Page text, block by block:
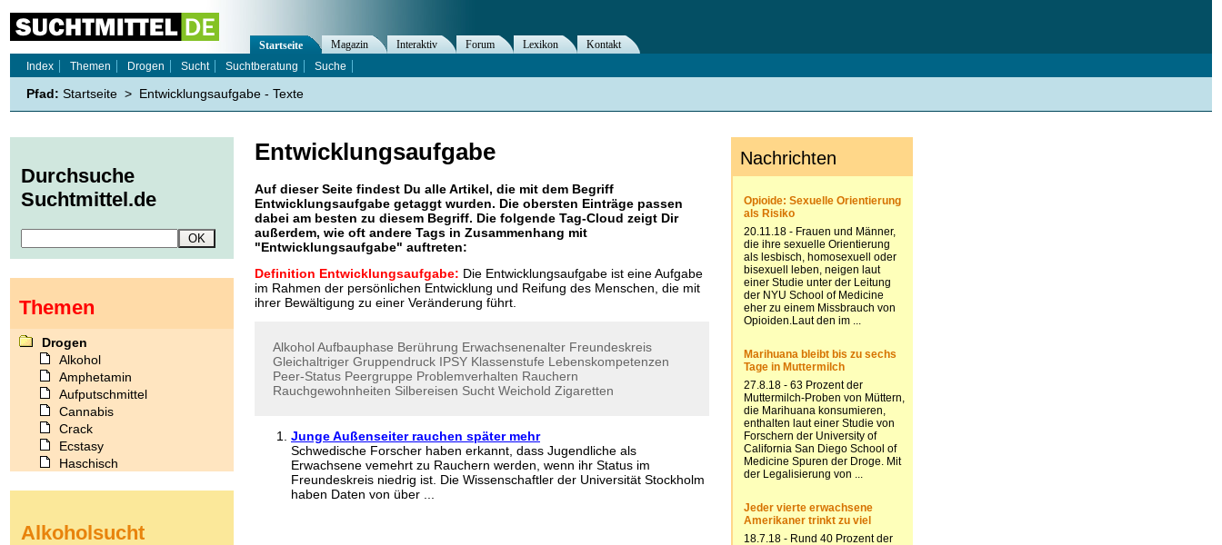
Entwicklungsaufgabe
Auf dieser Seite findest Du alle Artikel, die mit dem Begriff
Entwicklungsaufgabe getaggt wurden. Die obersten Einträge passen
dabei am besten zu diesem Begriff. Die folgende Tag-Cloud zeigt Dir
außerdem, wie oft andere Tags in Zusammenhang mit
"Entwicklungsaufgabe" auftreten:
Definition Entwicklungsaufgabe: Die Entwicklungsaufgabe ist eine Aufgabe
im Rahmen der persönlichen Entwicklung und Reifung des Menschen, die mit
ihrer Bewältigung zu einer Veränderung führt.
AlkoholAufbauphase Berührung Erwachsenenalter Freundeskreis
Gleichaltriger Gruppendruck IPSY Klassenstufe Lebenskompetenzen
Peer-Status Peergruppe Problemverhalten Rauchern
Rauchgewohnheiten Silbereisen Sucht Weichold Zigaretten
Junge Außenseiter rauchen später mehr
Schwedische Forscher haben erkannt, dass Jugendliche als
Erwachsene vemehrt zu Rauchern werden, wenn ihr Status im
Freundeskreis niedrig ist. Die Wissenschaftler der Universität Stockholm
haben Daten von über ...
Startseite Magazin Interaktiv Forum Lexikon
Kontakt
Index
Themen Drogen Sucht Suchtberatung Suche
Pfad: Startseite > Entwicklungsaufgabe - Texte
Durchsuche
Suchtmittel.de
Themen
Drogen
Alkohol
Amphetamin
Aufputschmittel
Cannabis
Crack
Ecstasy
Haschisch
Kokain
Alkoholsucht